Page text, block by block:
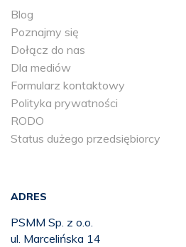
Blog
Poznajmy się
Dołącz do nas
Dla mediów
Formularz kontaktowy
Polityka prywatności
RODO
Status dużego przedsiębiorcy
ADRES
PSMM Sp. z o.o.
ul. Marcelińska 14